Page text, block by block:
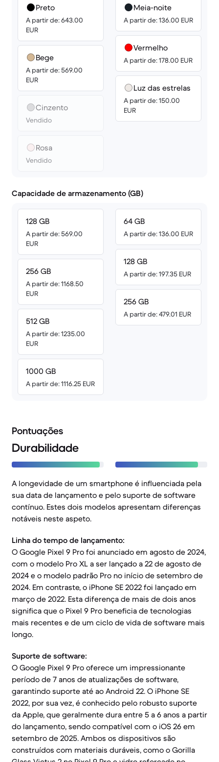
Preto
A partir de: 643.00
EUR
Bege
A partir de: 569.00
EUR
Cinzento
Vendido
Rosa
Vendido
Meia-noite
A partir de: 136.00 EUR
Vermelho
A partir de: 178.00 EUR
Luz das estrelas
A partir de: 150.00
EUR
Capacidade de armazenamento (GB)
128 GB
A partir de: 569.00
EUR
256 GB
A partir de: 1168.50
EUR
512 GB
A partir de: 1235.00
EUR
1000 GB
A partir de: 1116.25 EUR
64 GB
A partir de: 136.00 EUR
128 GB
A partir de: 197.35 EUR
256 GB
A partir de: 479.01 EUR
Pontuações
Durabilidade
A longevidade de um smartphone é influenciada pela
sua data de lançamento e pelo suporte de software
contínuo. Estes dois modelos apresentam diferenças
notáveis neste aspeto.
Linha do tempo de lançamento:
O Google Pixel 9 Pro foi anunciado em agosto de 2024,
com o modelo Pro XL a ser lançado a 22 de agosto de
2024 e o modelo padrão Pro no início de setembro de
2024. Em contraste, o iPhone SE 2022 foi lançado em
março de 2022. Esta diferença de mais de dois anos
significa que o Pixel 9 Pro beneficia de tecnologias
mais recentes e de um ciclo de vida de software mais
longo.
Suporte de software:
O Google Pixel 9 Pro oferece um impressionante
período de 7 anos de atualizações de software,
garantindo suporte até ao Android 22. O iPhone SE
2022, por sua vez, é conhecido pelo robusto suporte
da Apple, que geralmente dura entre 5 a 6 anos a partir
do lançamento, sendo compatível com o iOS 26 em
setembro de 2025. Ambos os dispositivos são
construídos com materiais duráveis, como o Gorilla